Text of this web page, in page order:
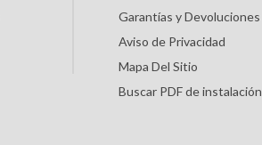
Garantías y Devoluciones
Aviso de Privacidad
Mapa Del Sitio
Buscar PDF de instalación